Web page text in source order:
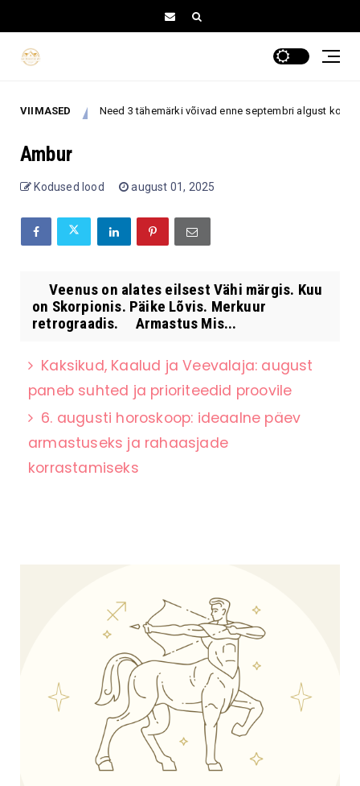
VIIMASED
Armastus Need 3 tähemärki võivad enne septembri algust kohtuda
Ambur
Kodused lood august 01, 2025
Veenus on alates eilsest Vähi märgis. Kuu
on Skorpionis. Päike Lõvis. Merkuur
retrograadis. Armastus Mis...
Kaksikud, Kaalud ja Veevalaja: august
paneb suhted ja prioriteedid proovile
6. augusti horoskoop: ideaalne päev
armastuseks ja rahaasjade
korrastamiseks